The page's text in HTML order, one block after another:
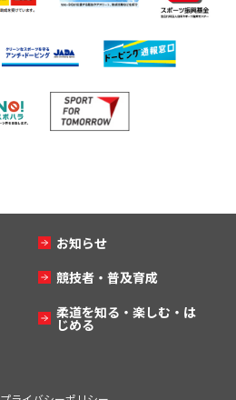
お知らせ
競技者・普及育成
柔道を知る・楽しむ・は
じめる